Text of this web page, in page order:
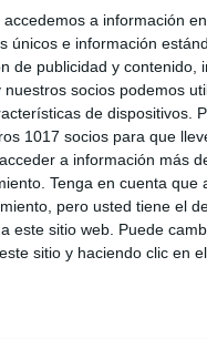
a información
únicos e información
de publicidad y contenido,
socios podemos
de dispositivos.
1017 socios para que
a información más
Tenga en cuenta que
pero usted tiene el
este sitio web. Puede
sitio y haciendo clic en